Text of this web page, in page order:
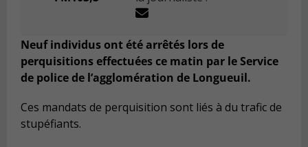
Neuf individus ont été arrêtés lors de
perquisitions effectuées ce matin par le Service
de police de l’agglomération de Longueuil.
Ces mandats de perquisition sont liés à du trafic de
stupéfiants.